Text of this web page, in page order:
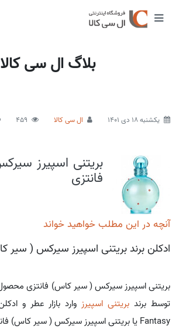
بلاگ ال سی کالا
يكشنبه 18 دی 1401 ال سی کالا 459
بریتنی اسپیرز
فانتزی
آنچه در این مطلب خواهید خواند
ادکلن برند بریتنی اسپیرز سیرکس ( سیر
توسط برند بریتنی اسپیرز
Fantasy یا بریتنی اسپیرز سیرکس ( سیر کاس) فانتزی شناخته می شود.